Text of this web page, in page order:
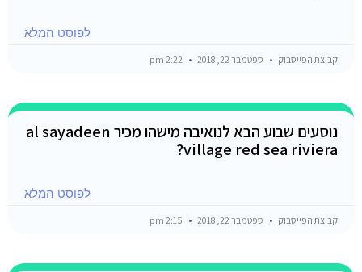
לפוסט המלא
קבוצת הפייסבוק ספטמבר 22, 2018
נוסעים שבוע הבא לנואיבה מישהו מכיר al sayadeen
village red sea riviera?
לפוסט המלא
קבוצת הפייסבוק ספטמבר 22, 2018